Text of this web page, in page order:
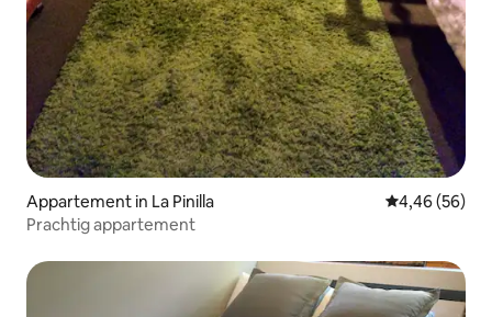
Appartement in La Pinilla Gemiddelde
4,46 (56)
Prachtig appartement